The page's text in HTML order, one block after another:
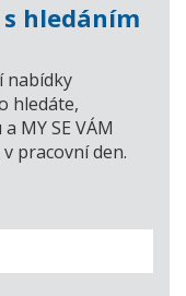
hledáním
nabídky
hledáte,
MY SE VÁM
pracovní den.